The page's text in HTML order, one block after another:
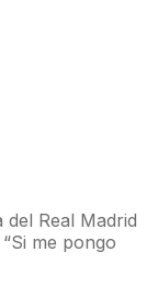
Real Madrid
me pongo